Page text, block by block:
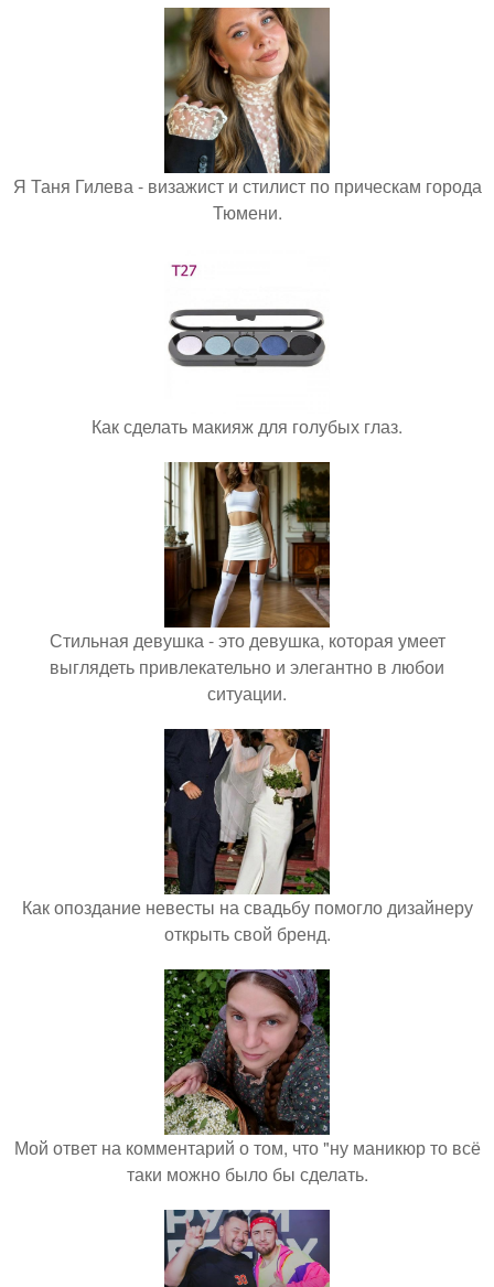
Я Таня Гилева - визажист и стилист по прическам города
Тюмени.
Как сделать макияж для голубых глаз.
Стильная девушка - это девушка, которая умеет
выглядеть привлекательно и элегантно в любои
ситуации.
Как опоздание невесты на свадьбу помогло дизайнеру
открыть свой бренд.
Мой ответ на комментарий о том, что "ну маникюр то всё
таки можно было бы сделать.